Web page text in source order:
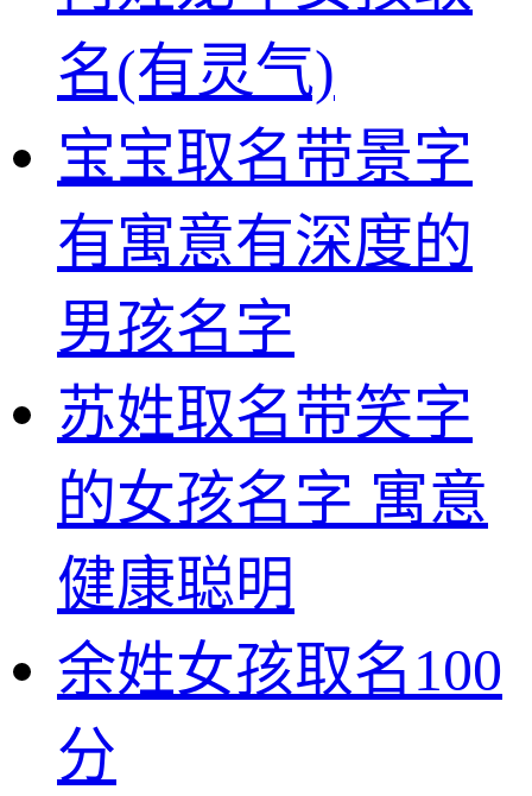
名(有灵气)
宝宝取名带景字
有寓意有深度的
男孩名字
苏姓取名带笑字
的女孩名字 寓意
健康聪明
余姓女孩取名100
分